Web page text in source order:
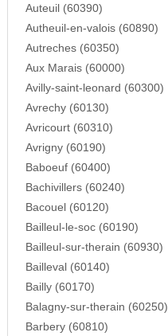
Auteuil (60390)
Autheuil-en-valois (60890)
Autreches (60350)
Aux Marais (60000)
Avilly-saint-leonard (60300)
Avrechy (60130)
Avricourt (60310)
Avrigny (60190)
Baboeuf (60400)
Bachivillers (60240)
Bacouel (60120)
Bailleul-le-soc (60190)
Bailleul-sur-therain (60930)
Bailleval (60140)
Bailly (60170)
Balagny-sur-therain (60250)
Barbery (60810)